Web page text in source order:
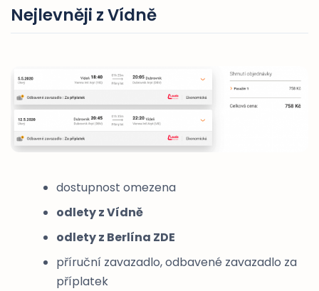
Nejlevněji z Vídně
dostupnost omezena
odlety z Vídně
odlety z Berlína ZDE
příruční zavazadlo, odbavené zavazadlo za
příplatek